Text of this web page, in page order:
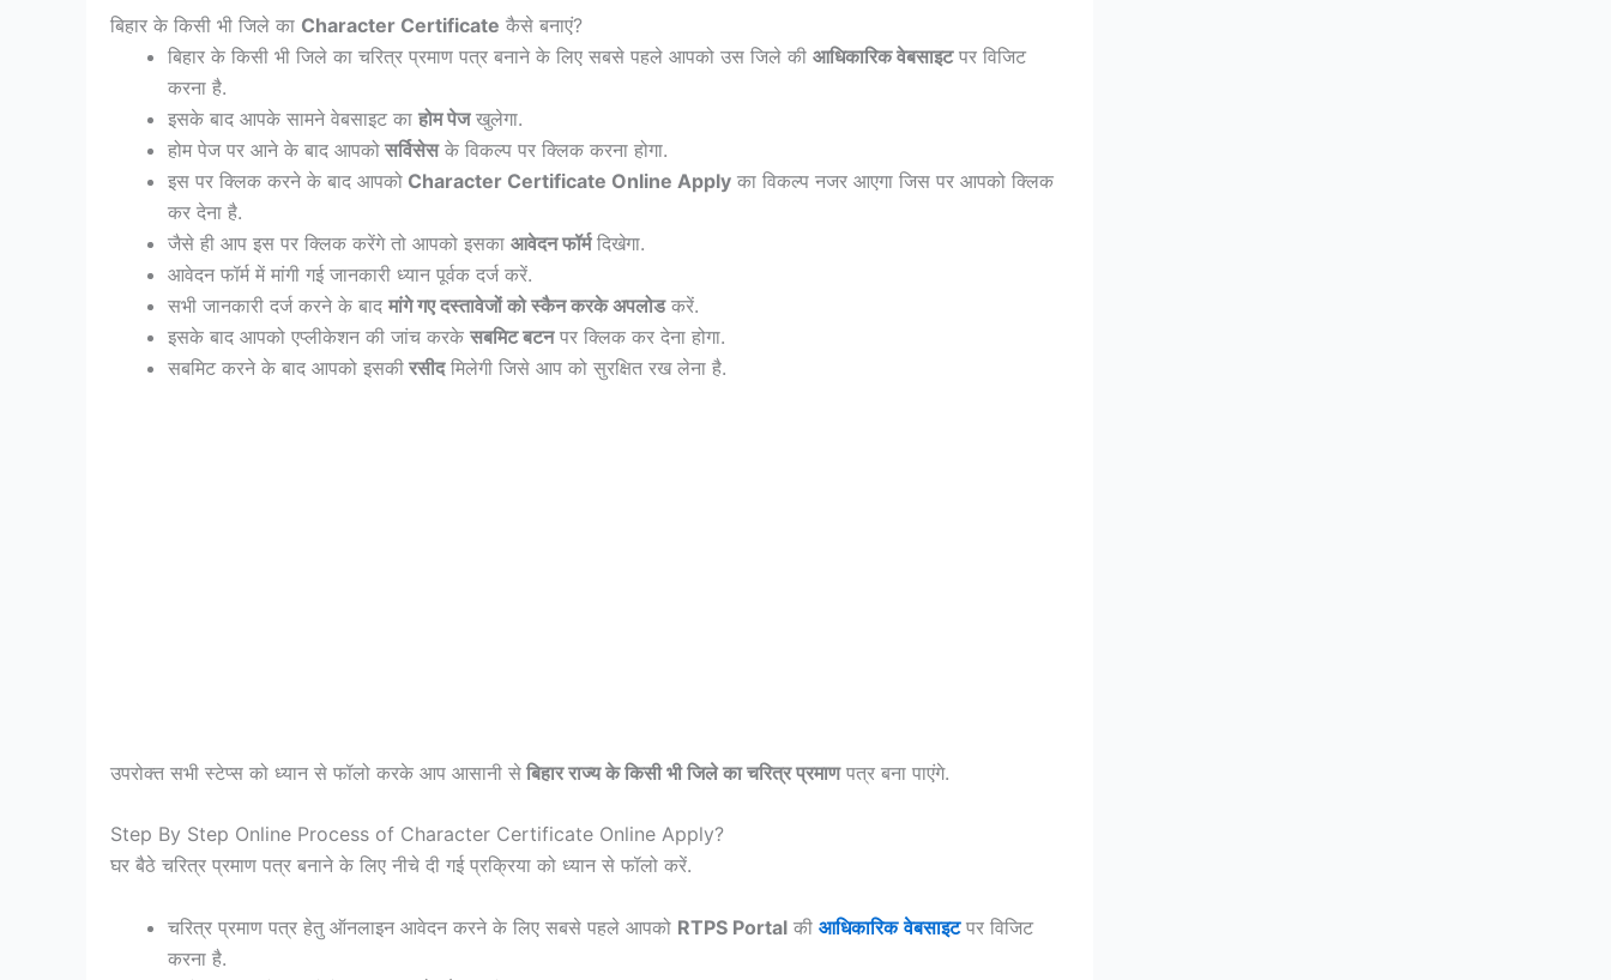
बिहार के किसी भी जिले का Character Certificate कैसे बनाएं?
बिहार के किसी भी जिले का चरित्र प्रमाण पत्र बनाने के लिए सबसे पहले आपको उस जिले की आधिकारिक वेबसाइटपर विजिट
करना है.
इसके बाद आपके सामने वेबसाइट का होम पेजखुलेगा.
होम पेज पर आने के बाद आपको सर्विसेसके विकल्प पर क्लिक करना होगा.
इस पर क्लिक करने के बाद आपको Character Certificate Online Apply का विकल्प नजर आएगा जिस पर आपको क्लिक
कर देना है.
जैसे ही आप इस पर क्लिक करेंगे तो आपको इसका आवेदन फॉर्मदिखेगा.
आवेदन फॉर्म में मांगी गई जानकारी ध्यान पूर्वक दर्ज करें.
सभी जानकारी दर्ज करने के बाद मांगे गए दस्तावेजों को स्कैन करके अपलोडकरें.
इसके बाद आपको एप्लीकेशन की जांच करके सबमिट बटनपर क्लिक कर देना होगा.
सबमिट करने के बाद आपको इसकी रसीदमिलेगी जिसे आप को सुरक्षित रख लेना है.
उपरोक्त सभी स्टेप्स को ध्यान से फॉलो करके आप आसानी से बिहार राज्य के किसी भी जिले का चरित्र प्रमाणपत्र बना पाएंगे.
Step By Step Online Process of Character Certificate Online Apply?
घर बैठे चरित्र प्रमाण पत्र बनाने के लिए नीचे दी गई प्रक्रिया को ध्यान से फॉलो करें.
चरित्र प्रमाण पत्र हेतु ऑनलाइन आवेदन करने के लिए सबसे पहले आपको RTPS Portal की आधिकारिक वेबसाइटपर विजिट
करना है.